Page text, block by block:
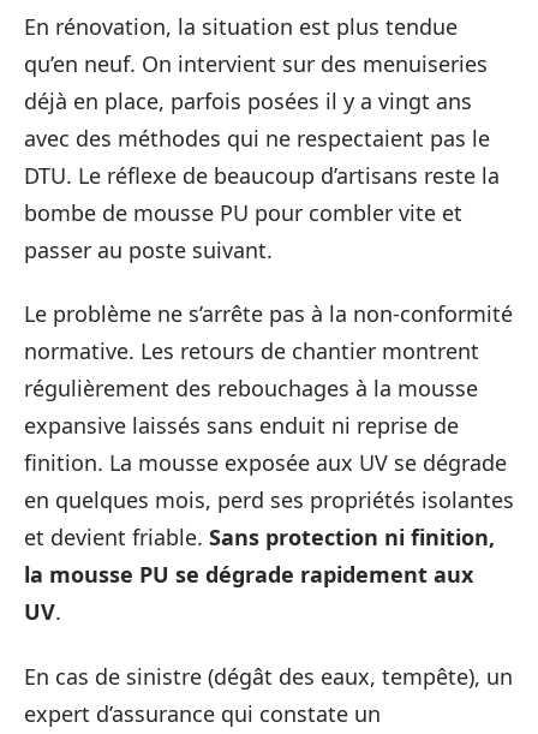
En rénovation, la situation est plus tendue
qu’en neuf. On intervient sur des menuiseries
déjà en place, parfois posées il y a vingt ans
avec des méthodes qui ne respectaient pas le
DTU. Le réflexe de beaucoup d’artisans reste la
bombe de mousse PU pour combler vite et
passer au poste suivant.
Le problème ne s’arrête pas à la non-conformité
normative. Les retours de chantier montrent
régulièrement des rebouchages à la mousse
expansive laissés sans enduit ni reprise de
finition. La mousse exposée aux UV se dégrade
en quelques mois, perd ses propriétés isolantes
et devient friable. Sans protection ni finition,
la mousse PU se dégrade rapidement aux
UV.
En cas de sinistre (dégât des eaux, tempête), un
expert d’assurance qui constate un